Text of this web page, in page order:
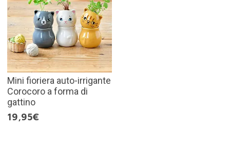
Mini fioriera auto-irrigante
Corocoro a forma di
gattino
19,95€